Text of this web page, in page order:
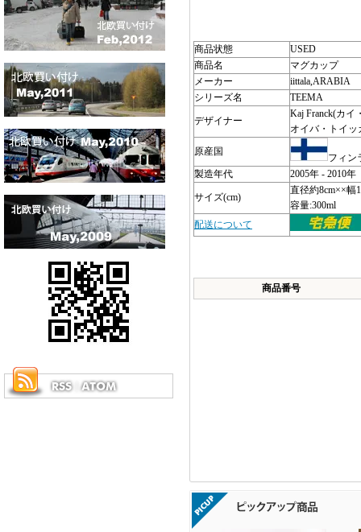
商品状態
USED
商品名
マグカップ
メーカー
iittala,ARABIA
シリーズ名
TEEMA
デザイナー
Kaj Franck(カイ
オイバ・トイ
原産国
フィン
製造年代
2005年 - 2010年
サイズ(cm)
直径約8cm××幅
容量:300ml
配送について
商品番号